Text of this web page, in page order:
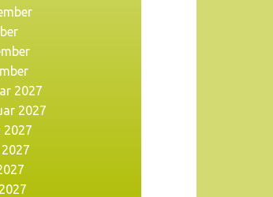
2027
2027
2027